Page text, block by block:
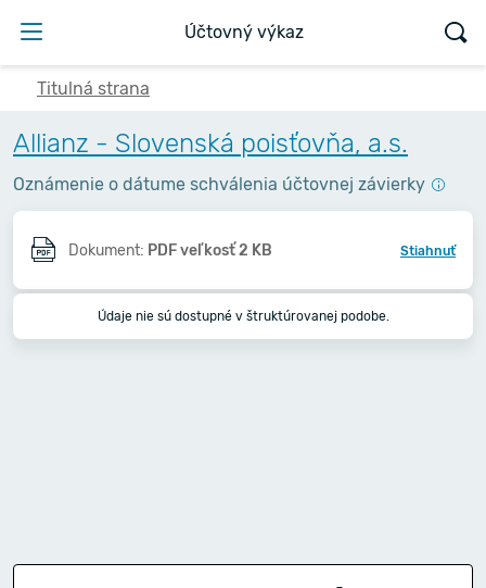
Účtovný výkaz
Titulná strana
Allianz - Slovenská poisťovňa, a.s.
Oznámenie o dátume schválenia účtovnej závierky
Dokument: PDF veľkosť 2 KB Stiahnuť
Údaje nie sú dostupné v štruktúrovanej podobe.